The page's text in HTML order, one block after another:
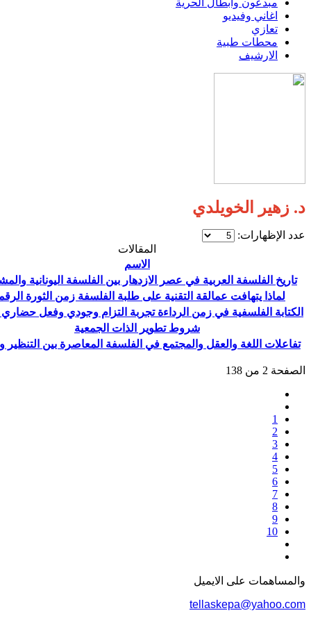
مبدعون وابطال الحرية
اغاني وفيديو
تعازي
محطات طبية
الارشيف
د. زهير الخويلدي
عدد الإظهارات:
المقالات
الاسم
تاريخ الفلسفة العربية في عصر الازدهار بين الفلسفة اليونانية
لماذا يتهافت عمالقة التقنية على طلبة الفلسفة زمن الثورة
الكتابة الفلسفية في زمن الرداءة تجربة التزام وجودي وفعل
شروط تطوير الذات الجمعية
تفاعلات اللغة والعقل والمجتمع في الفلسفة المعاصرة بين التنظير
الصفحة 2 من 138
1
2
3
4
5
6
7
8
9
10
والمساهمات علی الایمیل
tellaskepa@yahoo.com